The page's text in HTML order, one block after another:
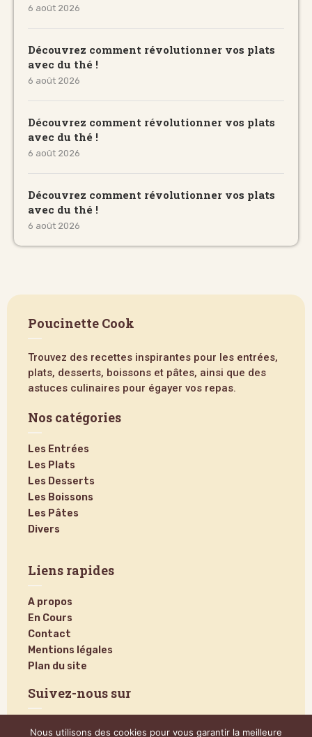
6 août 2026
Découvrez comment révolutionner vos plats
avec du thé !
6 août 2026
Découvrez comment révolutionner vos plats
avec du thé !
6 août 2026
Découvrez comment révolutionner vos plats
avec du thé !
6 août 2026
Poucinette Cook
Trouvez des recettes inspirantes pour les entrées,
plats, desserts, boissons et pâtes, ainsi que des
astuces culinaires pour égayer vos repas.
Nos catégories
Les Entrées
Les Plats
Les Desserts
Les Boissons
Les Pâtes
Divers
Liens rapides
A propos
En Cours
Contact
Mentions légales
Plan du site
Suivez-nous sur
Nous utilisons des cookies pour vous garantir la meilleure